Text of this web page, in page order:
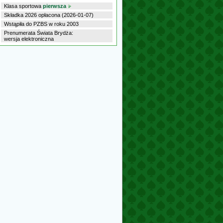
Klasa sportowa pierwsza
Składka 2026 opłacona (2026-01-07)
Wstąpiła do PZBS w roku 2003
Prenumerata Świata Brydża:
wersja elektroniczna